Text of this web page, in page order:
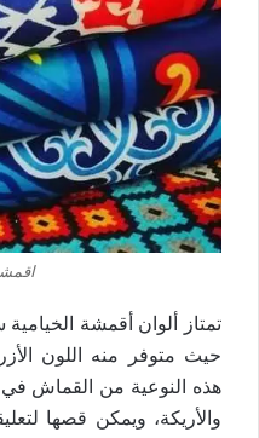
تمتاز ألوان أقمشة الخيامية
حيث متوفر منه اللون
هذه النوعية من القماش
والأريكة، ويمكن قصها